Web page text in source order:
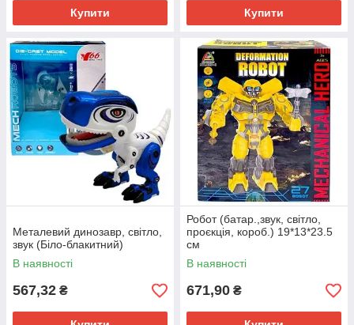
Купити Купити
Металевий динозавр, світло,
звук (Біло-блакитний)
В наявності
567,32 ₴
Робот (батар.,звук, світло,
проєкція, короб.) 19*13*23.5
см
В наявності
671,90 ₴